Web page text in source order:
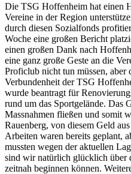
Die TSG Hoffenheim hat einen
Vereine in der Region
durch diesen Sozialfonds
Woche eine großen Bericht
einen großen Dank nach
eine ganz große Geste an die
Proficlub nicht tun müssen, aber
Verbundenheit der TSG
wurde beantragt für
rund um das Sportgelände. Das
Massnahmen fließen und somit
Rauenberg, von diesem Geld
Arbeiten waren bereits geplant,
mussten wegen der aktuellen
sind wir natürlich glücklich über
zeitnah beginnen können.